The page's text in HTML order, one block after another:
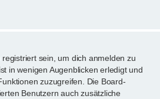
sein, um dich anmelden zu
in wenigen Augenblicken erledigt und
zuzugreifen. Die Board-
Benutzern auch zusätzliche